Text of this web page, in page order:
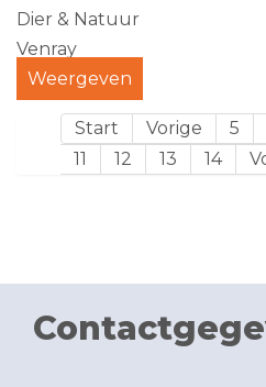
Dier & Natuur
Venray
Weergeven
Start Vorige 5
11
12 13 14